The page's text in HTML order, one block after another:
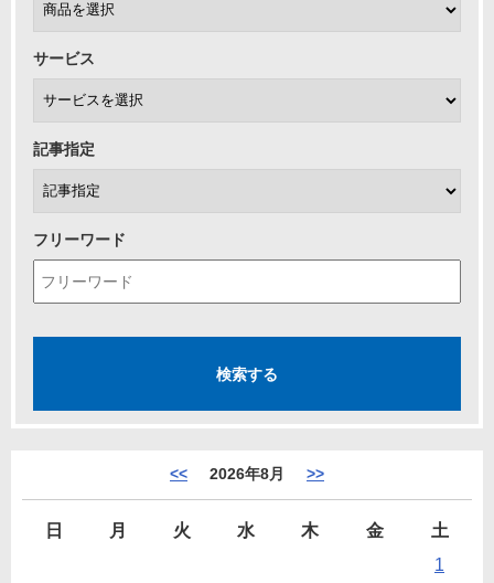
サービス
記事指定
フリーワード
<< 2026年8月 >>
日 月 火 水 木 金
土
1